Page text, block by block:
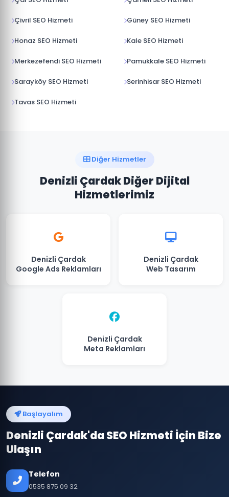
Çivril SEO Hizmeti Güney SEO Hizmeti
Honaz SEO Hizmeti Kale SEO Hizmeti
Merkezefendi SEO Hizmeti Pamukkale SEO Hizmeti
Sarayköy SEO Hizmeti Serinhisar SEO Hizmeti
Tavas SEO Hizmeti
Diğer Hizmetler
Denizli Çardak Diğer Dijital
Hizmetlerimiz
Denizli Çardak
Google Ads Reklamları
Denizli Çardak
Web Tasarım
Denizli Çardak
Meta Reklamları
Başlayalım
Denizli Çardak'da SEO Hizmeti İçin Bize
Ulaşın
Telefon
0535 875 09 32